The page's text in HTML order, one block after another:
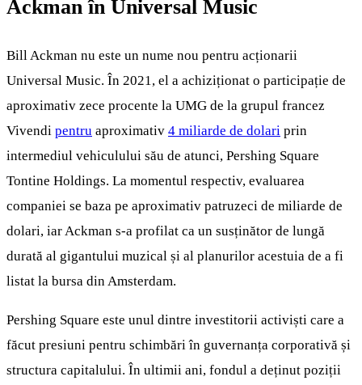
Ackman în Universal Music
Bill Ackman nu este un nume nou pentru acționarii
Universal Music. În 2021, el a achiziționat o participație de
aproximativ zece procente la UMG de la grupul francez
Vivendi pentru aproximativ 4 miliarde de dolari prin
intermediul vehiculului său de atunci, Pershing Square
Tontine Holdings. La momentul respectiv, evaluarea
companiei se baza pe aproximativ patruzeci de miliarde de
dolari, iar Ackman s-a profilat ca un susținător de lungă
durată al gigantului muzical și al planurilor acestuia de a fi
listat la bursa din Amsterdam.
Pershing Square este unul dintre investitorii activiști care a
făcut presiuni pentru schimbări în guvernanța corporativă și
structura capitalului. În ultimii ani, fondul a deținut poziții